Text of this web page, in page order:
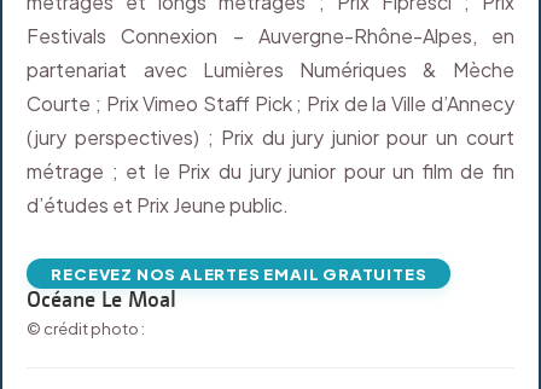
Festivals Connexion – Auvergne-Rhône-Alpes, en
partenariat avec Lumières Numériques & Mèche
Courte ; Prix Vimeo Staff Pick ; Prix de la Ville d’Annecy
(jury perspectives) ; Prix du jury junior pour un court
métrage ; et le Prix du jury junior pour un film de fin
d’études et Prix Jeune public.
RECEVEZ NOS ALERTES EMAIL GRATUITES
Océane Le Moal
© crédit photo :